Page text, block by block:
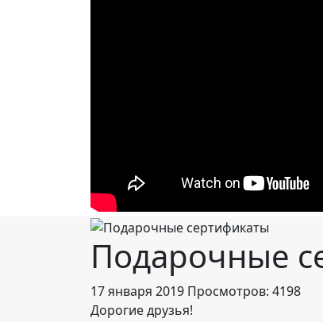
Подарочные
17 января 2019 Просмотров: 4198
Дорогие друзья!